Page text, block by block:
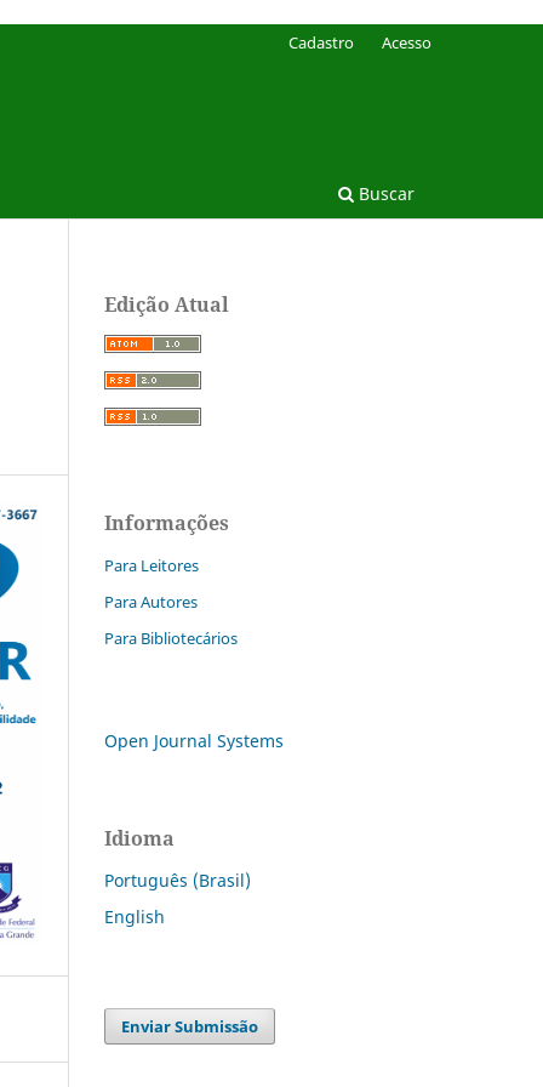
Buscar
Cadastro Acesso
Edição Atual
Informações
Para Leitores
Para Autores
Para Bibliotecários
Open Journal Systems
Idioma
Português (Brasil)
English
Enviar Submissão